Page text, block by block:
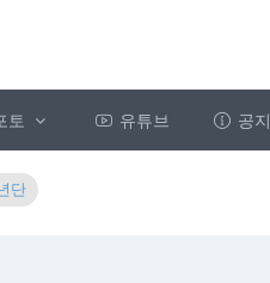
토 유튜브 공지
단